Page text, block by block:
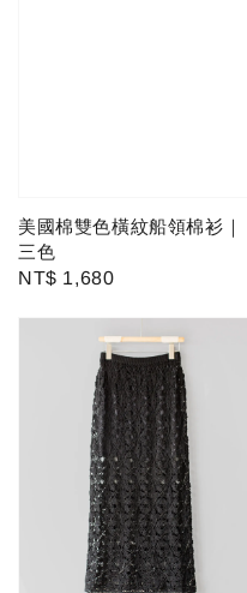
美國棉雙色橫紋船領棉衫｜
三色
Regular
NT$ 1,680